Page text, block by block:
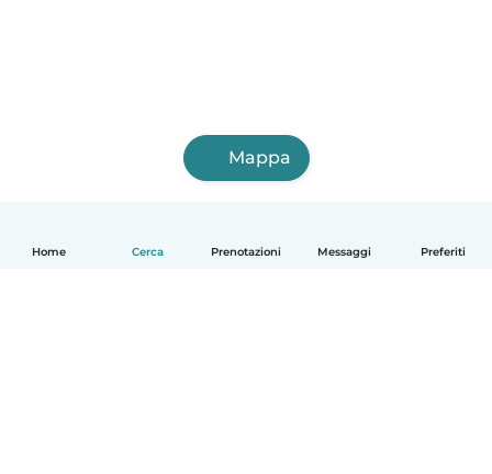
Home Cerca Prenotazioni Messaggi Preferiti
Mappa